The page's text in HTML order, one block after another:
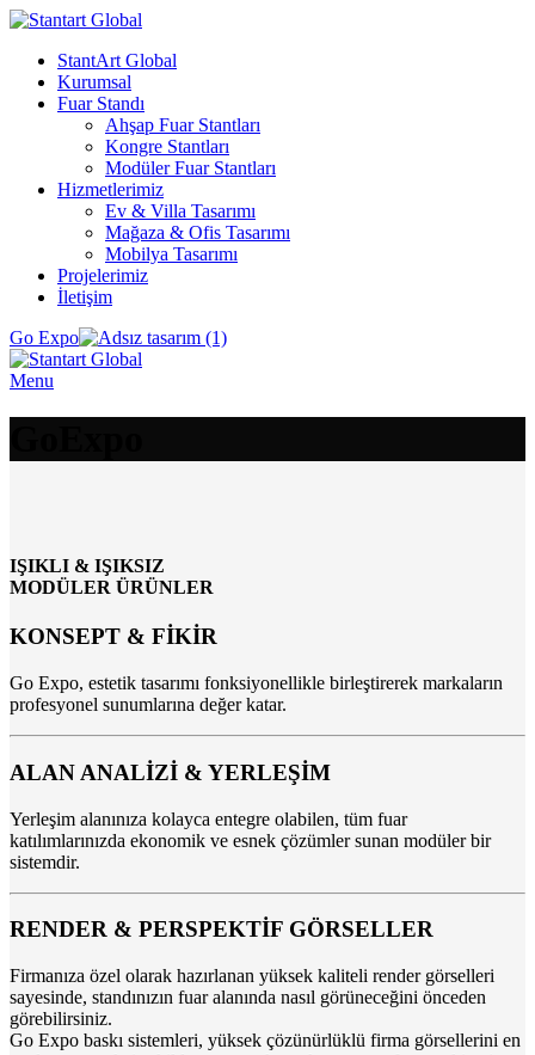
StantArt Global
Kurumsal
Fuar Standı
Ahşap Fuar Stantları
Kongre Stantları
Modüler Fuar Stantları
Hizmetlerimiz
Ev & Villa Tasarımı
Mağaza & Ofis Tasarımı
Mobilya Tasarımı
Projelerimiz
İletişim
Go Expo
Menu
IŞIKLI & IŞIKSIZ
MODÜLER ÜRÜNLER
KONSEPT & FİKİR
Go Expo, estetik tasarımı fonksiyonellikle birleştirerek markaların
profesyonel sunumlarına değer katar.
ALAN ANALİZİ & YERLEŞİM
Yerleşim alanınıza kolayca entegre olabilen, tüm fuar
katılımlarınızda ekonomik ve esnek çözümler sunan modüler bir
sistemdir.
RENDER & PERSPEKTİF GÖRSELLER
Firmanıza özel olarak hazırlanan yüksek kaliteli render görselleri
sayesinde, standınızın fuar alanında nasıl görüneceğini önceden
görebilirsiniz.
Go Expo baskı sistemleri, yüksek çözünürlüklü firma görsellerini en